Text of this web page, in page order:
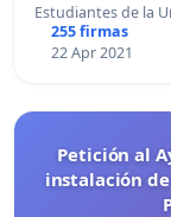
Estudiantes de la
255 firmas
22 Apr 2021
Petición al
instalación